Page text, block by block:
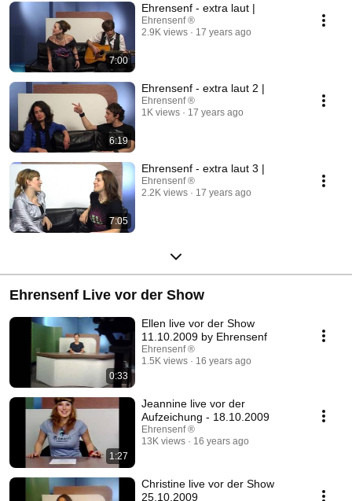
7:00
Ehrensenf - extra laut |
Ehrensenf ®
2.9K views
17 years ago
6:19
Ehrensenf - extra laut 2 |
Ehrensenf ®
1K views
17 years ago
7:05
Ehrensenf - extra laut 3 |
Ehrensenf ®
2.2K views
17 years ago
Ehrensenf Live vor der Show
0:33
Ellen live vor der Show
11.10.2009 by Ehrensenf
Ehrensenf ®
1.5K views
16 years ago
1:27
Jeannine live vor der
Aufzeichung - 18.10.2009
Ehrensenf ®
13K views
16 years ago
Christine live vor der Show
25.10.2009